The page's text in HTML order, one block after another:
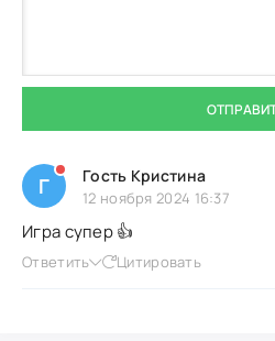
Г Гость Кристина
12 ноября 2024 16:37
Игра супер 👍
Ответить Цитировать